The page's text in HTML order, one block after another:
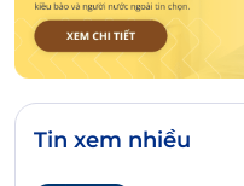
Tin xem nhiều